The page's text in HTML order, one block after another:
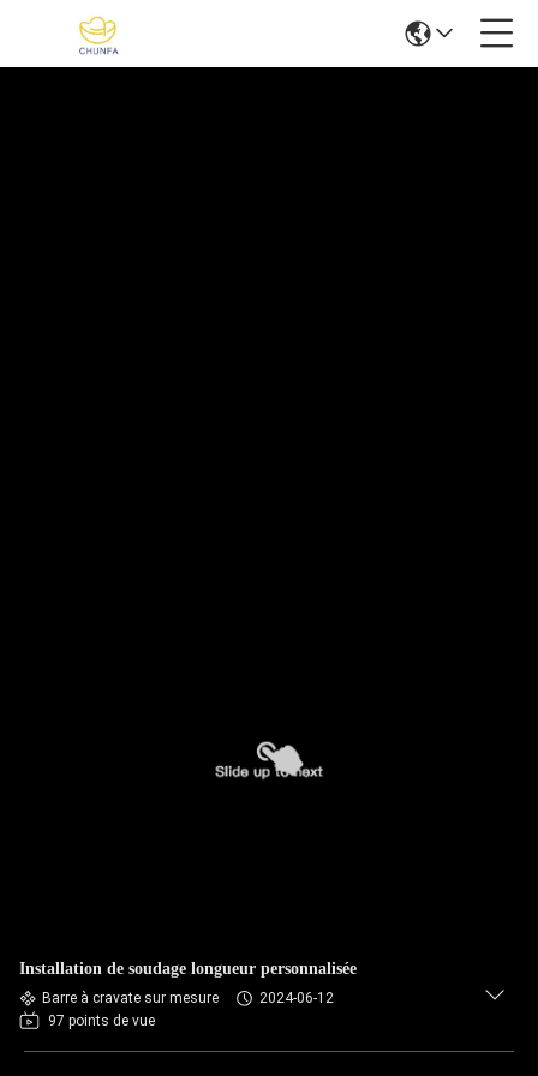
Installation de soudage longueur personnalisée
Barre à cravate sur mesure
2024-06-12
97 points de vue